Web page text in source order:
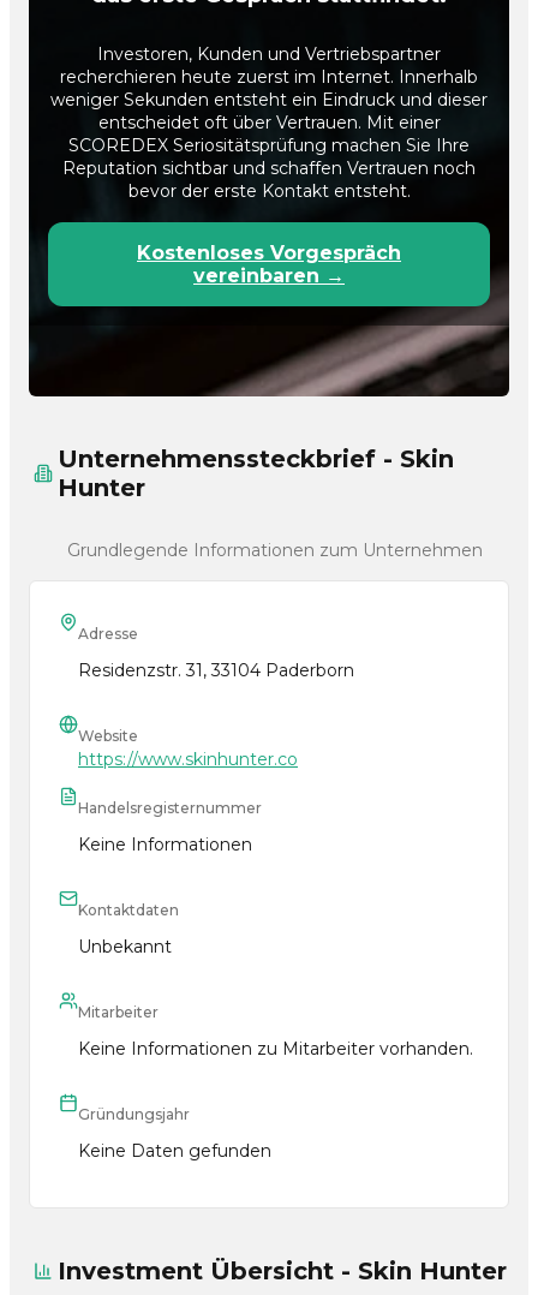
Investoren, Kunden und Vertriebspartner
recherchieren heute zuerst im Internet. Innerhalb
weniger Sekunden entsteht ein Eindruck und dieser
entscheidet oft über Vertrauen. Mit einer
SCOREDEX Seriositätsprüfung machen Sie Ihre
Reputation sichtbar und schaffen Vertrauen noch
bevor der erste Kontakt entsteht.
Kostenloses Vorgespräch
vereinbaren →
Unternehmenssteckbrief - Skin
Hunter
Grundlegende Informationen zum Unternehmen
Adresse
Residenzstr. 31, 33104 Paderborn
Website
https://www.skinhunter.co
Handelsregisternummer
Keine Informationen
Kontaktdaten
Unbekannt
Mitarbeiter
Keine Informationen zu Mitarbeiter vorhanden.
Gründungsjahr
Keine Daten gefunden
Investment Übersicht - Skin Hunter